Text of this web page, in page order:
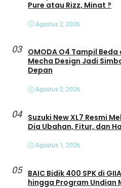
Pure atau Rizz, Minat ?
Agustus 2, 2026
03
OMODA O4 Tampil Beda
Mecha Design Jadi
Depan
Agustus 2, 2026
04
Suzuki New XL7 Resmi
Dia Ubahan, Fitur, dan
Agustus 1, 2026
05
BAIC Bidik 400 SPK di
hingga Program Undian